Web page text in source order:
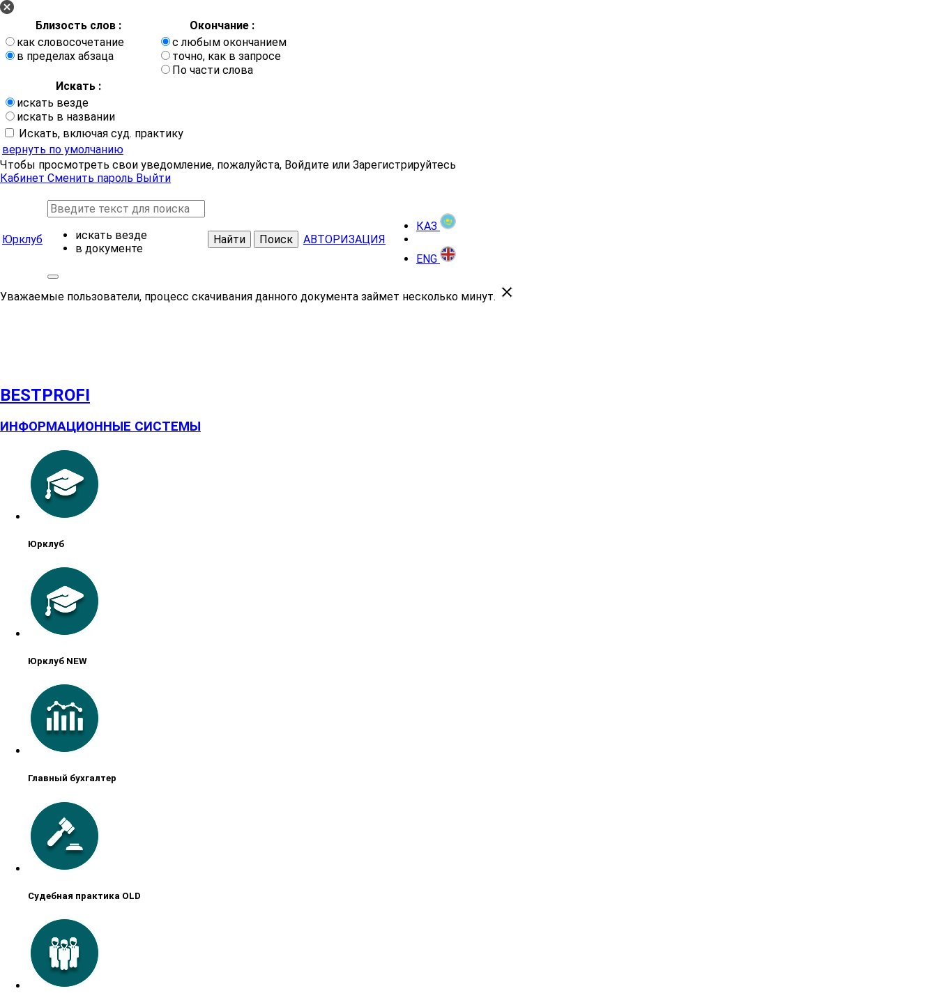
Близость слов :
Окончание :
как словосочетание
в пределах абзаца
с любым окончанием
точно, как в запросе
По части слова
Искать :
искать везде
искать в названии
Искать, включая суд. практику
вернуть по умолчанию
Чтобы просмотреть свои уведомление, пожалуйста, Войдите или Зарегистрируйтесь
Кабинет Сменить пароль Выйти
Юрклуб
искать везде
в документе
Найти Поиск АВТОРИЗАЦИЯ
КАЗ
ENG
Уважаемые пользователи, процесс скачивания данного документа займет несколько минут.
BESTPROFI
ИНФОРМАЦИОННЫЕ СИСТЕМЫ
Юрклуб
Юрклуб NEW
Главный бухгалтер
Судебная практика OLD